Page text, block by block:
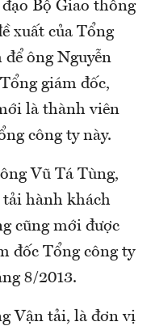
Bộ Giao thông
xuất của Tổng
ông Nguyễn
giám đốc,
là thành viên
công ty này.
Vũ Tá Tùng,
tải hành khách
cũng mới được
đốc Tổng công ty
8/2013.
Vận tải, là đơn vị